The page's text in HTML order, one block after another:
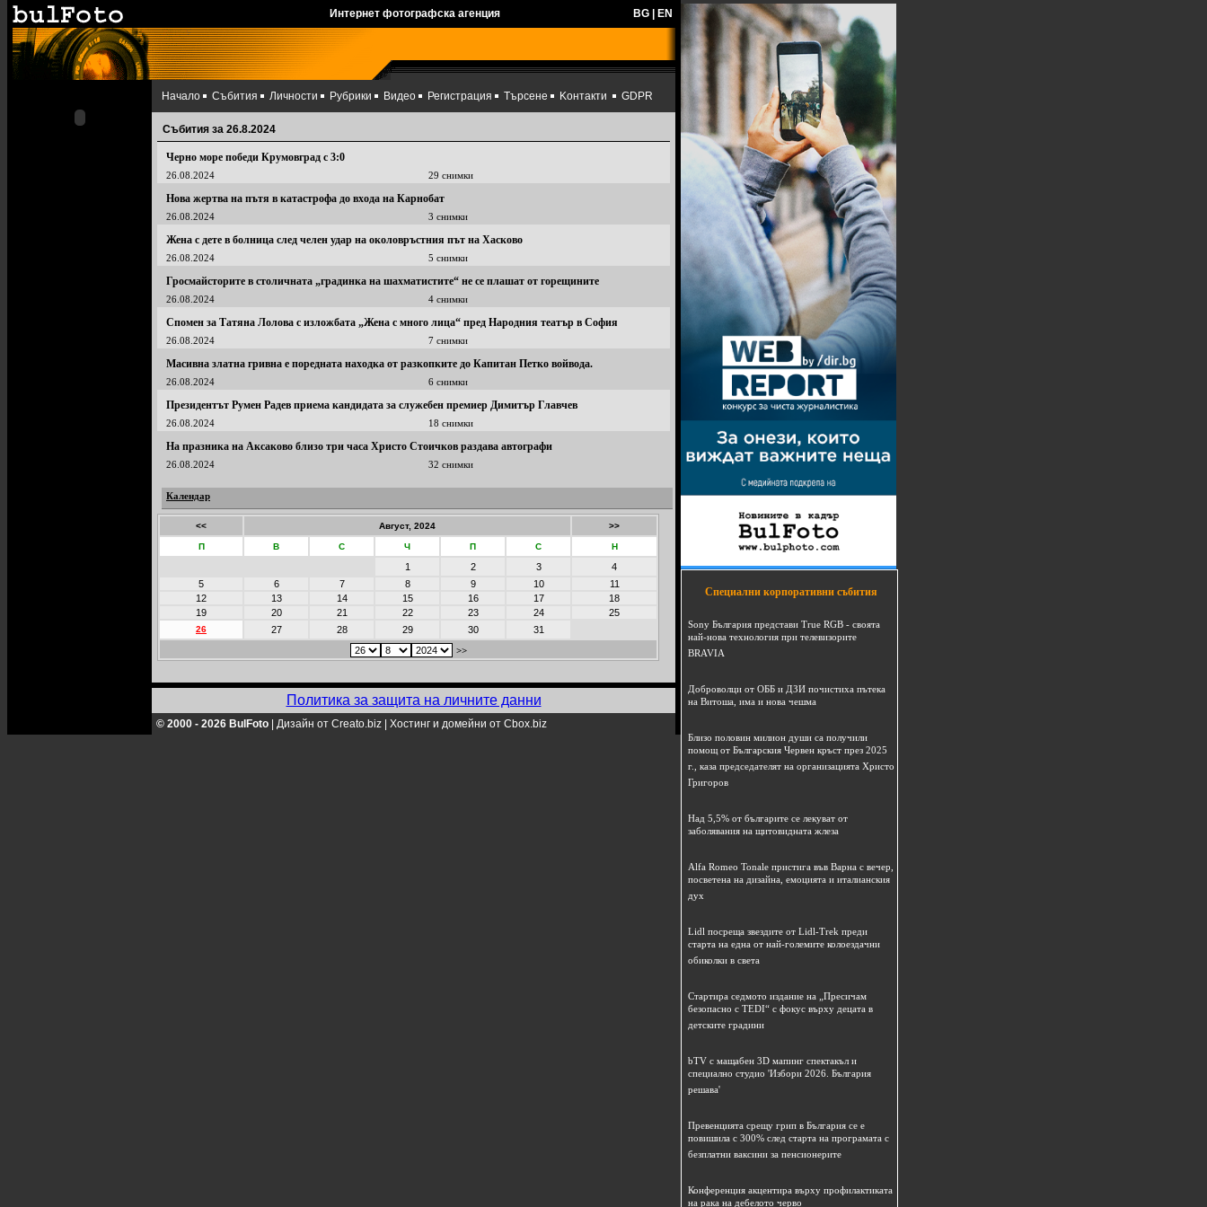
Интернет фотографска агенция BG EN
Начало Събития Личности Рубрики Видео Регистрация Търсене Kонтакти GDPR
Събития за 26.8.2024
Черно море победи Крумовград с 3:0
26.08.2024 29 снимки
Нова жертва на пътя в катастрофа до входа на Карнобат
26.08.2024 3 снимки
Жена с дете в болница след челен удар на околовръстния път на Хасково
26.08.2024 5 снимки
Гросмайсторите в столичната „градинка на шахматистите“ не се плашат от горещините
26.08.2024 4 снимки
Спомен за Татяна Лолова с изложбата „Жена с много лица“ пред Народния театър в София
26.08.2024 7 снимки
Масивна златна гривна е поредната находка от разкопките до Капитан Петко войвода.
26.08.2024 6 снимки
Президентът Румен Радев приема кандидата за служебен премиер Димитър Главчев
26.08.2024 18 снимки
На празника на Аксаково близо три часа Христо Стоичков раздава автографи
26.08.2024 32 снимки
Календар
<< Август, 2024 >>
П В С Ч П С Н
1 2 3
4
5
6 7 8 9 10
11
12
13 14 15 16 17
18
19
20 21 22 23 24 25
26 27 28 29 30
31
>>
Политика за защита на личните данни
© 2000 - 2026 BulFoto Дизайн от Creato.biz Хостинг и домейни от Cbox.biz
Специални корпоративни събития
Sony България представи True RGB - своята
най-нова технология при телевизорите
BRAVIA
Доброволци от ОББ и ДЗИ почистиха пътека
на Витоша, има и нова чешма
Близо половин милион души са получили
помощ от Българския Червен кръст през 2025
г., каза председателят на организацията Христо
Григоров
Над 5,5% от българите се лекуват от
заболявания на щитовидната жлеза
Alfa Romeo Tonale пристига във Варна с вечер,
посветена на дизайна, емоцията и италианския
дух
Lidl посреща звездите от Lidl-Trek преди
старта на една от най-големите колоездачни
обиколки в света
Стартира седмото издание на „Пресичам
безопасно с TEDI“ с фокус върху децата в
детските градини
bTV с мащабен 3D мапинг спектакъл и
специално студио 'Избори 2026. България
решава'
Превенцията срещу грип в България се е
повишила с 300% след старта на програмата с
безплатни ваксини за пенсионерите
Конференция акцентира върху профилактиката